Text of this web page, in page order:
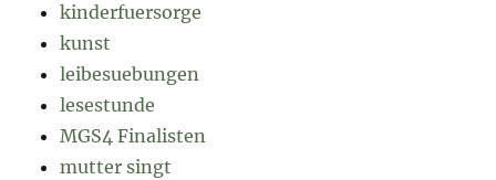
kinderfuersorge
kunst
leibesuebungen
lesestunde
MGS4 Finalisten
mutter singt